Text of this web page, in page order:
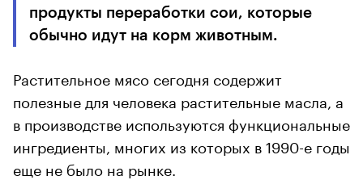
продукты переработки сои, которые
обычно идут на корм животным.
Растительное мясо сегодня содержит
полезные для человека растительные масла, а
в производстве используются функциональные
ингредиенты, многих из которых в 1990-е годы
еще не было на рынке.